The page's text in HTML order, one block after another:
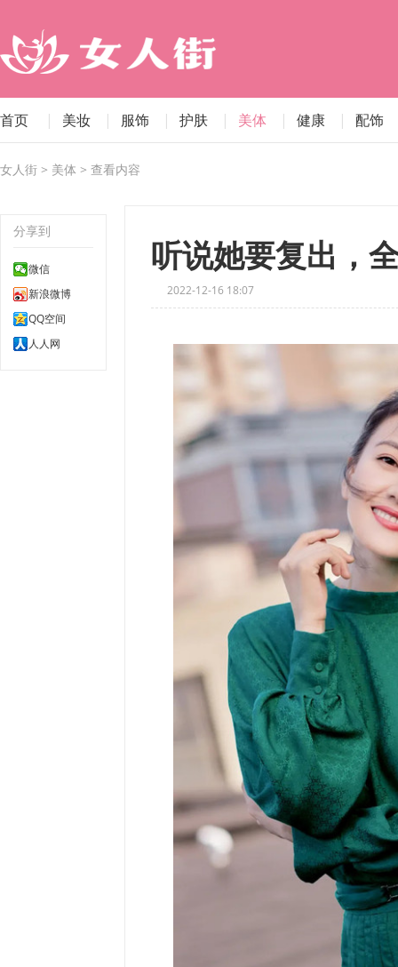
首页 | 美妆 | 服饰 | 护肤 | 美体 | 健康 | 配饰
女人街 > 美体 > 查看内容
分享到
微信
新浪微博
QQ空间
人人网
听说她要复出，
2022-12-16 18:07